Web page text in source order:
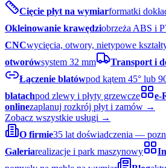
Cięcie płyt na wymiarformatki
Okleinowanie krawędziobrzeża ABS i
CNCwycięcia, otwory, nietypowe
otworówsystem 32 mm Transport i
Łączenie blatówpod kątem 45° lub
blatachpod zlewy i płyty grzewcze
e-
onlinezaplanuj rozkrój płyt i zamów →
Zobacz wszystkie usługi →
O firmie35 lat doświadczenia —
Galeriarealizacje i park maszynowy